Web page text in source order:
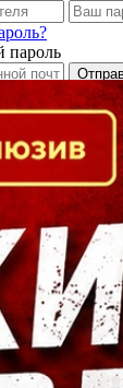
пароль